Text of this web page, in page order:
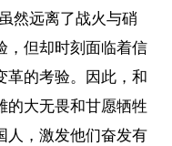
然远离了战火与硝
，但却时刻面临着信
革的考验。因此，和
的大无畏和甘愿牺牲
人，激发他们奋发有